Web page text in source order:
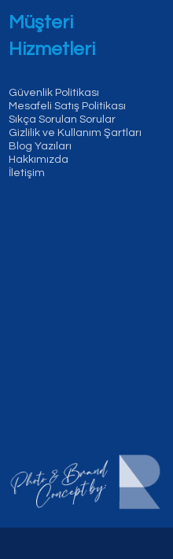
Müşteri
Hizmetleri
Güvenlik Politikası
Mesafeli Satış Politikası
Sıkça Sorulan Sorular
Gizlilik ve Kullanım Şartları
Blog Yazıları
Hakkımızda
İletişim